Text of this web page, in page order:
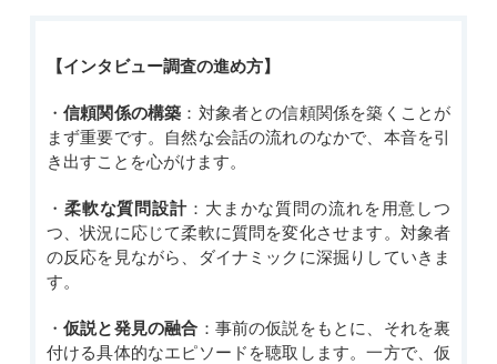
【インタビュー調査の進め方】
・信頼関係の構築 ：対象者との信頼関係を築くことが
まず重要です。自然な会話の流れのなかで、本音を引
き出すことを心がけます。
・ 柔軟な質問設計：大まかな質問の流れを用意しつ
つ、状況に応じて柔軟に質問を変化させます。対象者
の反応を見ながら、ダイナミックに深掘りしていきま
す。
・仮説と発見の融合 ：事前の仮説をもとに、それを裏
付ける具体的なエピソードを聴取します。一方で、仮